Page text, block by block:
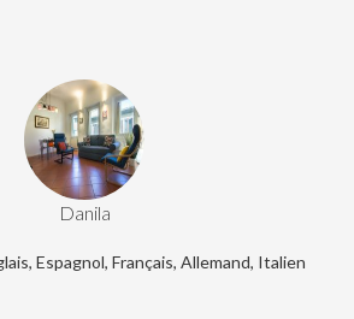
Danila
Espagnol, Français, Allemand, Italien